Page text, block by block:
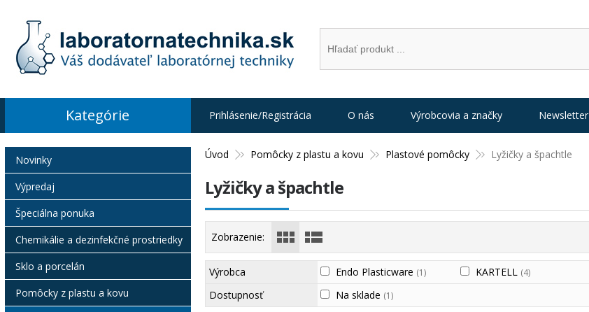
Úvod Pomôcky z plastu a kovu Plastové pomôcky Lyžičky a špachtle
Lyžičky a špachtle
Zobrazenie:
Výrobca Endo Plasticware (1) KARTELL (4)
Dostupnosť Na sklade (1)
Novinky
Výpredaj
Špeciálna ponuka
Chemikálie a dezinfekčné prostriedky
Sklo a porcelán
Pomôcky z plastu a kovu
Kategórie Prihlásenie/Registrácia O nás Výrobcovia a značky Newsletter